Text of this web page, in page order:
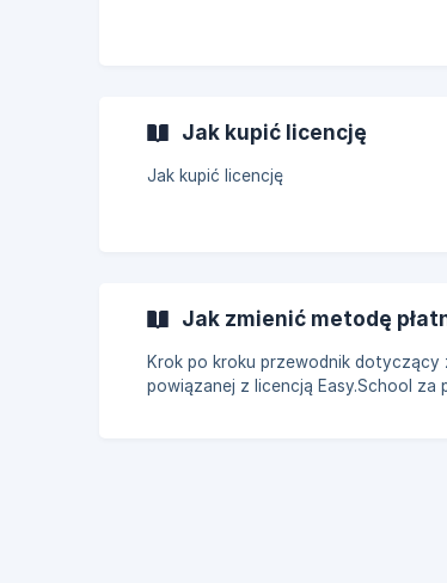
Jak kupić licencję
Jak kupić licencję
Jak zmienić metodę
Krok po kroku przewodnik dotyczący
powiązanej z licencją Easy.School za